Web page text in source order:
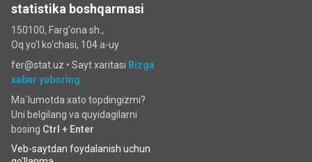
statistika boshqarmasi
150100, Farg'ona sh.,
Oq yo'l ko‘chаsi, 104 a-uy
fer@stat.uz • Sayt xaritasi Bizga
xabar yuboring
Ma`lumotda xato topdingizmi?
Uni belgilang va quyidagilarni
bosing Ctrl + Enter
Veb-saytdan foydalanish uchun